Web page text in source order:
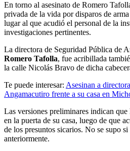
En torno al asesinato de Romero
privada de la vida por disparos de
lugar al que acudió el personal de la
investigaciones pertinentes.
La directora de Seguridad Pública de
Romero Tafolla, fue acribillada
la calle Nicolás Bravo de dicha
Te puede interesar: Asesinan a
Angamacutiro frente a su casa en
Las versiones preliminares indican
en la puerta de su casa, luego de que
de los presuntos sicarios. No se supo
anteriormente.